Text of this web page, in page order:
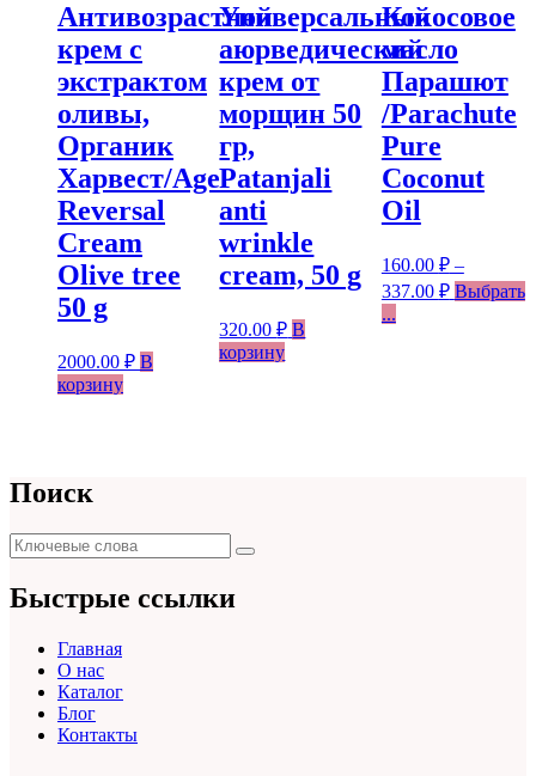
Антивозрастной
крем с
экстрактом
оливы,
Органик
Харвест/Age
Reversal
Cream
Olive tree
50 g
2000.00 ₽ В
корзину
Универсальный
аюрведический
крем от
морщин 50
гр,
Patanjali
anti
wrinkle
cream, 50 g
320.00₽ В
корзину
Кокосовое
масло
Парашют
/Parachute
Pure
Coconut
Oil
160.00 ₽–
337.00 ₽ Выбрать
...
Поиск
Поиск
для:
Поиск
Быстрые ссылки
Главная
О нас
Каталог
Блог
Контакты